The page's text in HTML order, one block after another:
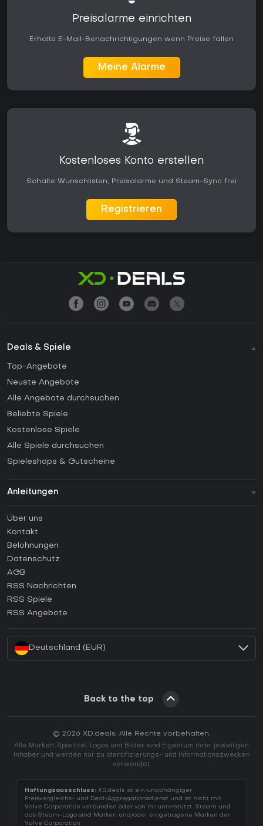
Preisalarme einrichten
Erhalte E-Mail-Benachrichtigungen wenn Preise fallen
Meine Alarme
Kostenloses Konto erstellen
Schalte Wunschlisten, Preisalarme und Steam-Sync frei
Registrieren
Deals & Spiele
Top-Angebote
Neuste Angebote
Alle Angebote durchsuchen
Beliebte Spiele
Kostenlose Spiele
Alle Spiele durchsuchen
Spieleshops & Gutscheine
Anleitungen
Anleitungen
Wie aktiviert man einen Steam CD Key?
Wie aktiviert man einen Epic Games CD Key?
Wie aktiviert man einen GOG CD Key?
Wie aktiviert man einen Ubisoft Connect CD Key?
Über uns
Kontakt
Belohnungen
Datenschutz
AGB
RSS Nachrichten
RSS Spiele
RSS Angebote
Deutschland (EUR)
Back to the top
© 2026 XD.deals. Alle Rechte vorbehalten.
Alle Marken, Spieltitel, Logos und Bilder sind Eigentum ihrer jeweiligen
Inhaber und werden nur zu Identifizierungs- und Informationszwecken
verwendet.
Haftungsausschluss: XD.deals ist ein unabhängiger
Preisvergleichs- und Deal-Aggregationsdienst und ist nicht mit
Valve Corporation verbunden oder von ihr unterstützt. Steam und
das Steam-Logo sind Marken und/oder eingetragene Marken der
Valve Corporation.